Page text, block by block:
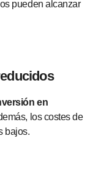
pueden alcanzar
en
los costes de
bajos.